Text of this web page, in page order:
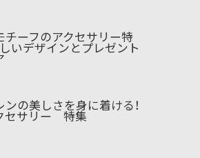
チーフのアクセサリー特
いデザインとプレゼント
の美しさを身に着ける！
セサリー 特集